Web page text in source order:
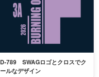
D-789 SWAGロゴとクロスでク
ールなデザイン